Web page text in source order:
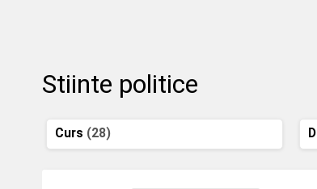
Stiinte politice
Curs (28)